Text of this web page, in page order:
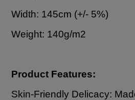
Width: 145cm (+/- 5%)
Weight: 140g/m2
Product Features:
Skin-Friendly Delicacy: